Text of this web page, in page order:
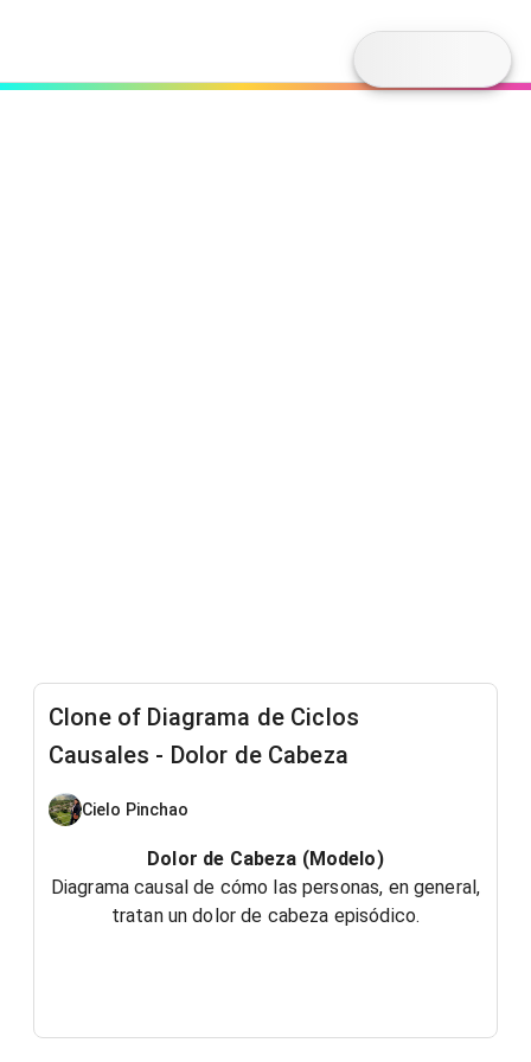
Clone of Diagrama de Ciclos
Causales - Dolor de Cabeza
Cielo Pinchao
Dolor de Cabeza (Modelo)
Diagrama causal de cómo las personas, en general,
tratan un dolor de cabeza episódico.